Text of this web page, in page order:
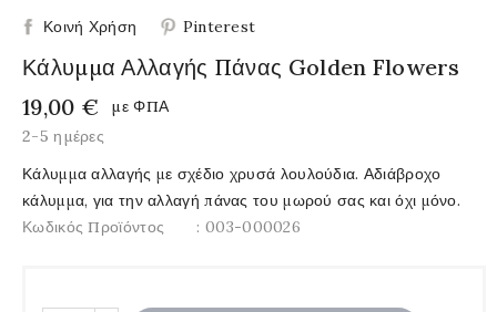
Κοινή Χρήση Pinterest
Κάλυμμα Αλλαγής Πάνας Golden Flowers
19,00 €
με ΦΠΑ
2-5 ημέρες
Κάλυμμα αλλαγής με σχέδιο χρυσά λουλούδια. Αδιάβροχο
κάλυμμα, για την αλλαγή πάνας του μωρού σας και όχι μόνο.
Κωδικός Προϊόντος
: 003-000026